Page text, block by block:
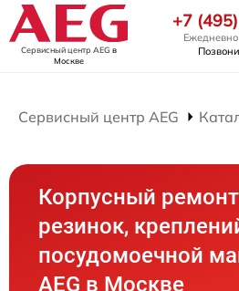
Сервисный центр AEG в
Москве
+7
Сервисный центр AEG
Корпусный
резинок,
посудомоечной
AEG в Москве